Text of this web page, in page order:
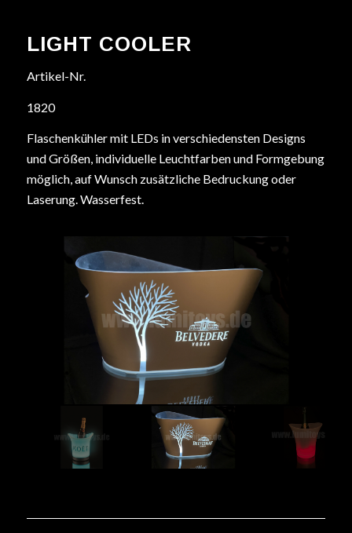
LIGHT COOLER
Artikel-Nr.
1820
Flaschenkühler mit LEDs in verschiedensten Designs
und Größen, individuelle Leuchtfarben und Formgebung
möglich, auf Wunsch zusätzliche Bedruckung oder
Laserung. Wasserfest.